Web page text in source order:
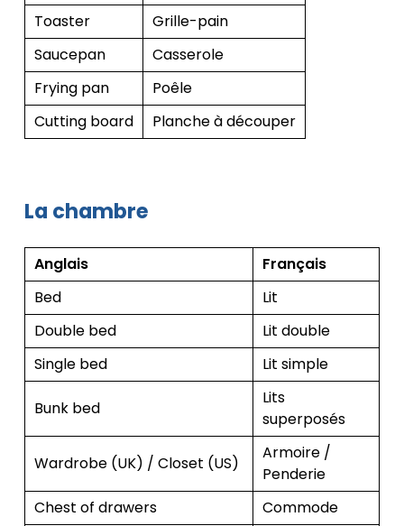
Toaster
Grille-pain
Saucepan
Casserole
Frying pan
Poêle
Cutting board
Planche à découper
La chambre
Anglais
Français
Bed
Lit
Double bed
Lit double
Single bed
Lit simple
Bunk bed
Lits
superposés
Wardrobe (UK) / Closet (US)
Armoire /
Penderie
Chest of drawers
Commode